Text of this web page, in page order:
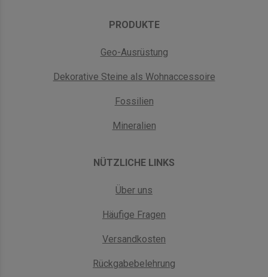
PRODUKTE
Geo-Ausrüstung
Dekorative Steine als Wohnaccessoire
Fossilien
Mineralien
NÜTZLICHE LINKS
Über uns
Häufige Fragen
Versandkosten
Rückgabebelehrung